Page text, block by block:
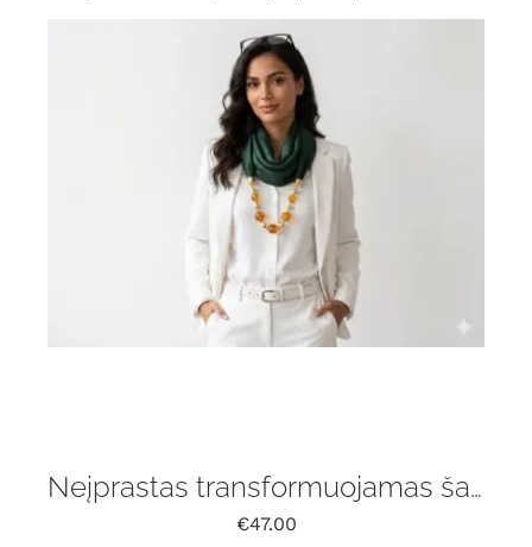
Neįprastas transformuojamas šalikas su gintaru
€47.00